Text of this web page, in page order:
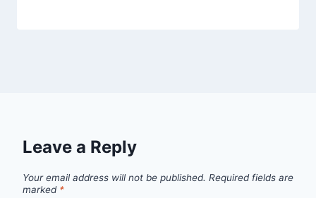
Leave a Reply
Your email address will not be published. Required fields are
marked *